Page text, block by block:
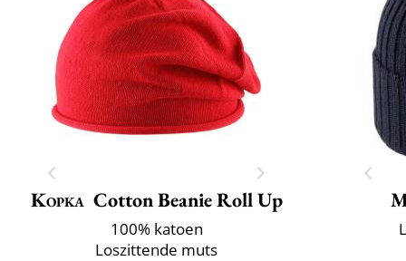
Kopka Cotton Beanie Roll Up
100% katoen
Loszittende muts